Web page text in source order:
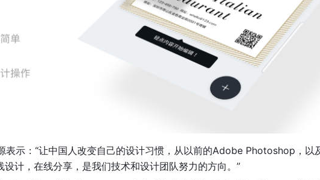
表示：“让中国人改变自己的设计习惯，从以前的Adobe Photoshop，以
设计，在线分享，是我们技术和设计团队努力的方向。”